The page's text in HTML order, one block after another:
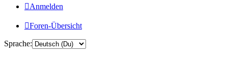
Anmelden
Foren-Übersicht
Sprache: